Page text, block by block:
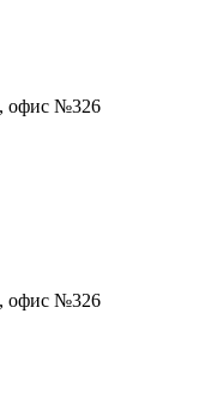
офис №326
офис №326